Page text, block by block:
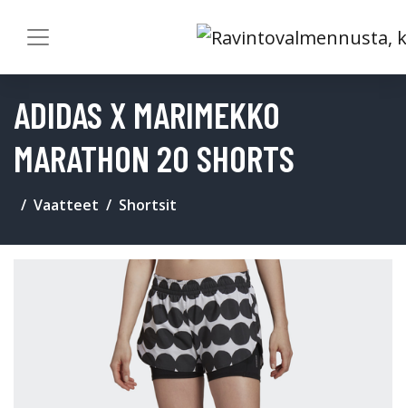
ADIDAS X MARIMEKKO
MARATHON 20 SHORTS
Vaatteet Shortsit